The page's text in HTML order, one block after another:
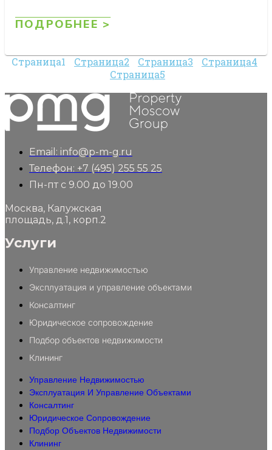
ПОДРОБНЕЕ >
Страница1 Страница2 Страница3 Страница4
Страница5
Email: info@p-m-g.ru
Телефон: +7 (495) 255 55 25
Пн-пт с 9.00 до 19.00
Москва, Калужская
площадь, д.1, корп.2
Услуги
Управление недвижимостью
Эксплуатация и управление объектами
Консалтинг
Юридическое сопровождение
Подбор объектов недвижимости
Клининг
Управление Недвижимостью
Эксплуатация И Управление Объектами
Консалтинг
Юридическое Сопровождение
Подбор Объектов Недвижимости
Клининг